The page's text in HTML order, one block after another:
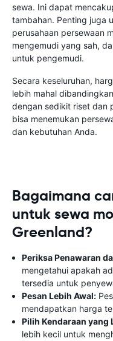
sewa. Ini dapat
tambahan. Penting juga
perusahaan persewaan
mengemudi yang sah,
untuk pengemudi.
Secara keseluruhan,
lebih mahal
dengan sedikit riset dan
bisa menemukan
dan kebutuhan Anda.
Bagaimana
untuk sewa
Greenland?
Periksa Penawaran
mengetahui apakah
tersedia untuk
Pesan Lebih Awal:
mendapatkan harga
Pilih Kendaraan yang
lebih kecil untuk